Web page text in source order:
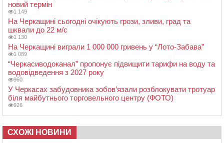
новий термін
1 149
На Черкащині сьогодні очікують грози, зливи, град та
шквали до 22 м/с
1 130
На Черкащині виграли 1 000 000 гривень у “Лото-Забава”
1 089
“Черкасиводоканал” пропонує підвищити тарифи на воду та
водовідведення з 2027 року
960
У Черкасах забудовника зобов’язали розблокувати тротуар
біля майбутнього торговельного центру (ФОТО)
926
СХОЖІ НОВИНИ